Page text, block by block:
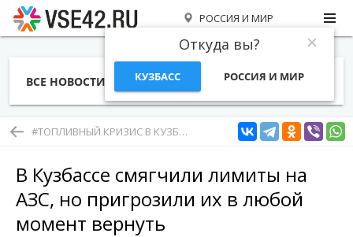
РОССИЯ И МИР
Откуда вы?
КУЗБАСС РОССИЯ И МИР
ВСЕ НОВОСТИ СТАТЬИ ТЕМЫ ФОТО
#ТОПЛИВНЫЙ КРИЗИС В КУЗБАССЕ
В Кузбассе смягчили лимиты на
АЗС, но пригрозили их в любой
момент вернуть